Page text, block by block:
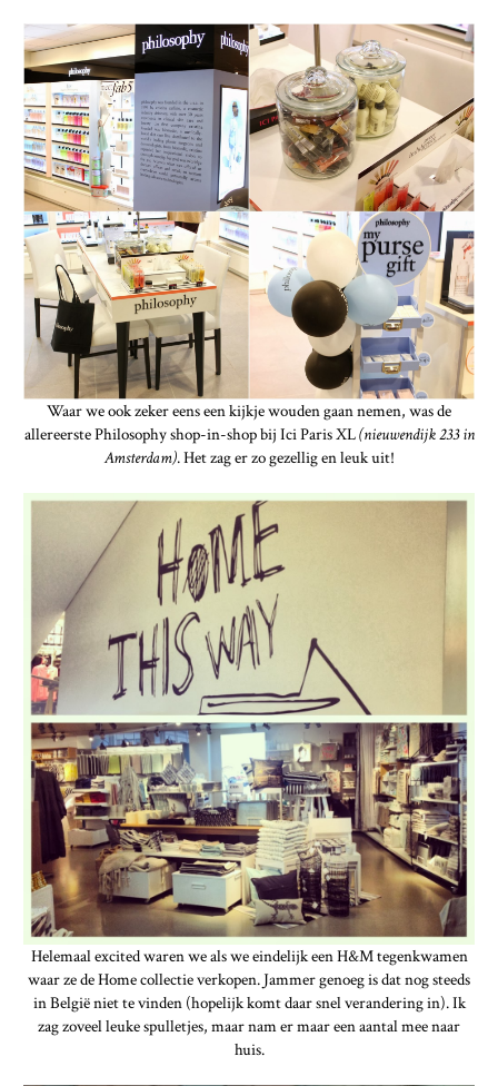
Waar we ook zeker eens een kijkje wouden gaan nemen, was de
allereerste Philosophy shop-in-shop bij Ici Paris XL(nieuwendijk 233 in
Amsterdam). Het zag er zo gezellig en leuk uit!
Helemaal excited waren we als we eindelijk een H&M tegenkwamen
waar ze de Home collectie verkopen. Jammer genoeg is dat nog steeds
in België niet te vinden (hopelijk komt daar snel verandering in). Ik
zag zoveel leuke spulletjes, maar nam er maar een aantal mee naar
huis.